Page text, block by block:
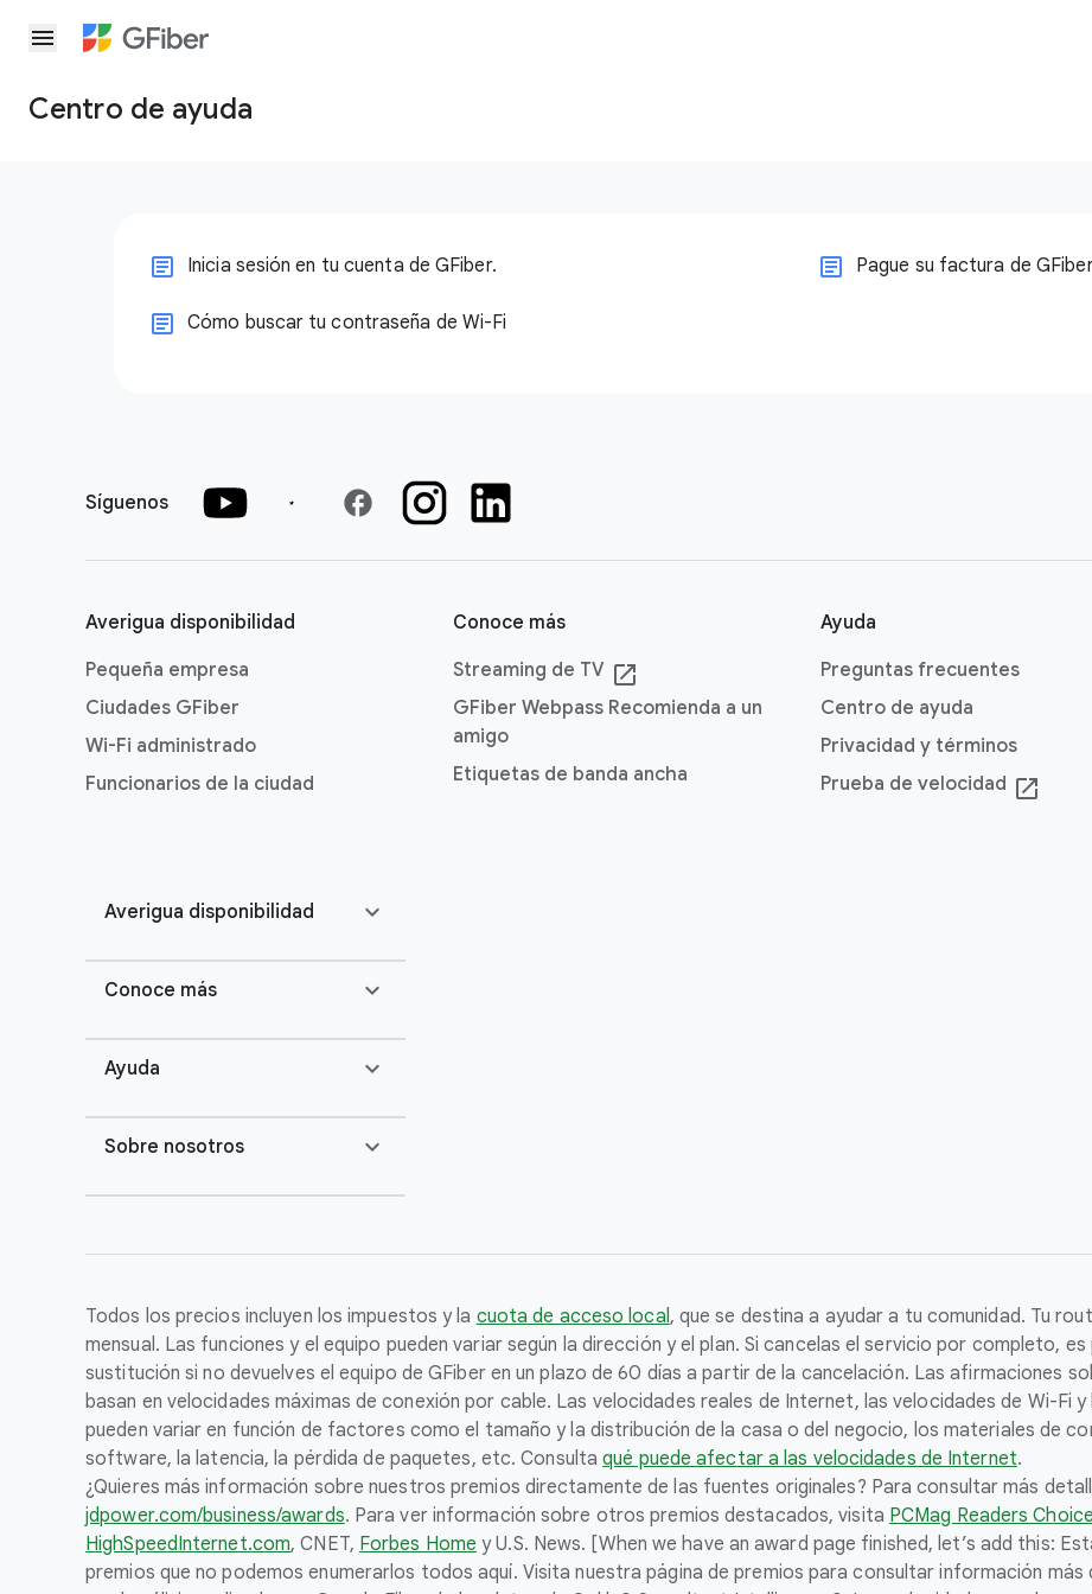
menu
Centro de ayuda
Inicia sesión en tu cuenta de GFiber. Pague su factura de
Cómo buscar tu contraseña de Wi-Fi
Síguenos facebook
Averigua disponibilidad
Pequeña empresa
Ciudades GFiber
Wi-Fi administrado
Funcionarios de la ciudad
Conoce más
Streaming de TV launch
GFiber Webpass Recomienda a un
amigo
Etiquetas de banda ancha
Ayuda
Preguntas frecuentes
Centro de ayuda
Privacidad y términos
Prueba de velocidad launch
Averigua disponibilidad expand_more
Conoce más expand_more
Ayuda expand_more
Sobre nosotros expand_more
Todos los precios incluyen los impuestos y la cuota de acceso local, que se destina a ayudar a tu comunidad. Tu
mensual. Las funciones y el equipo pueden variar según la dirección y el plan. Si cancelas el servicio por completo,
sustitución si no devuelves el equipo de GFiber en un plazo de 60 días a partir de la cancelación. Las afirmaciones
basan en velocidades máximas de conexión por cable. Las velocidades reales de Internet, las velocidades de Wi-Fi
pueden variar en función de factores como el tamaño y la distribución de la casa o del negocio, los materiales de
software, la latencia, la pérdida de paquetes, etc. Consultaqué puede afectar a las velocidades de Internet.
¿Quieres más información sobre nuestros premios directamente de las fuentes originales? Para consultar más
jdpower.com/business/awards. Para ver información sobre otros premios destacados, visita PCMag Readers Choice
HighSpeedInternet.com, CNET, Forbes Home y U.S. News. [When we have an award page finished, let’s add this:
premios que no podemos enumerarlos todos aquí. Visita nuestra página de premios para consultar información